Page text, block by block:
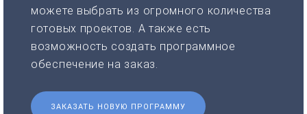
можете выбрать из огромного количества
готовых проектов. А также есть
возможность создать программное
обеспечение на заказ.
ЗАКАЗАТЬ НОВУЮ ПРОГРАММУ